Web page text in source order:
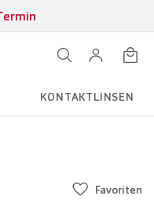
KONTAKTLINSEN
Favoriten